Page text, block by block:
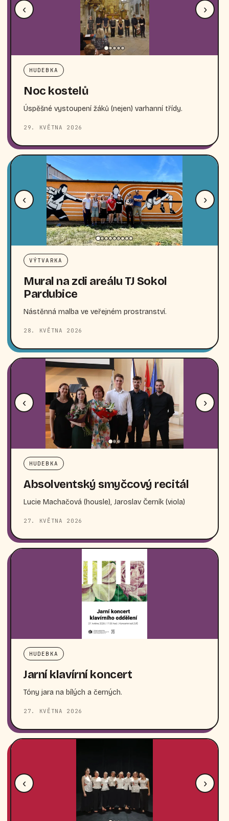
‹ ›
HUDEBKA
Noc kostelů
Úspěšné vystoupení žáků (nejen) varhanní třídy.
29. KVĚTNA 2026
‹ ›
VÝTVARKA
Mural na zdi areálu TJ Sokol
Pardubice
Nástěnná malba ve veřejném prostranství.
28. KVĚTNA 2026
‹ ›
HUDEBKA
Absolventský smyčcový recitál
Lucie Machačová (housle), Jaroslav Černík (viola)
27. KVĚTNA 2026
HUDEBKA
Jarní klavírní koncert
Tóny jara na bílých a černých.
27. KVĚTNA 2026
‹ ›